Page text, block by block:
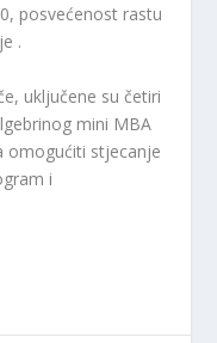
posvećenost rastu
.
uključene su četiri
mini MBA
omogućiti stjecanje
i